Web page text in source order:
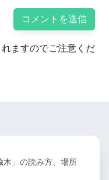
ますのでご注意くだ
木」の読み方、場所